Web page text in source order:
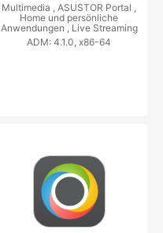
Multimedia , ASUSTOR Portal ,
Home und persönliche
Anwendungen , Live Streaming
ADM: 4.1.0, x86-64